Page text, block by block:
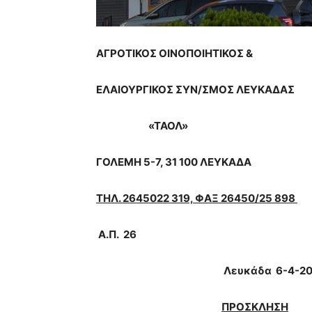
ΑΓΡΟΤΙΚΟΣ ΟΙΝΟΠΟΙΗΤΙΚΟΣ &
ΕΛΑΙΟΥΡΓΙΚΟΣ ΣΥΝ/ΣΜΟΣ ΛΕΥΚΑΔΑΣ
«ΤΑΟΛ»
ΓΟΛΕΜΗ 5-7, 31 100 ΛΕΥΚΑΔΑ
ΤΗΛ. 2645022 319, ΦΑΞ 26450/25 898
Α.Π. 26
Λευκάδα 6-4-
ΠΡΟΣΚΛΗΣΗ